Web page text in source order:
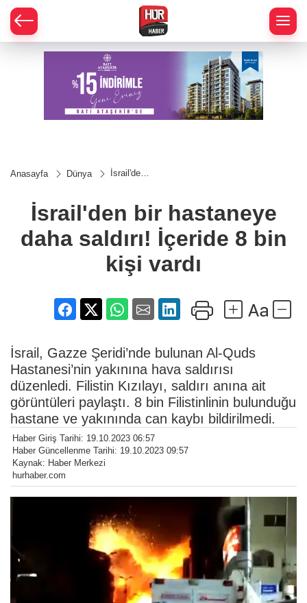
Anasayfa Dünya
İsrail'den
saldırı!
bin kişi
vardı
İsrail'den bir hastaneye
daha saldırı! İçeride 8 bin
kişi vardı
İsrail, Gazze Şeridi’nde bulunan Al-Quds
Hastanesi’nin yakınına hava saldırısı
düzenledi. Filistin Kızılayı, saldırı anına ait
görüntüleri paylaştı. 8 bin Filistinlinin bulunduğu
hastane ve yakınında can kaybı bildirilmedi.
Haber Giriş Tarihi: 19.10.2023 06:57
Haber Güncellenme Tarihi: 19.10.2023 09:57
Kaynak: Haber Merkezi
hurhaber.com